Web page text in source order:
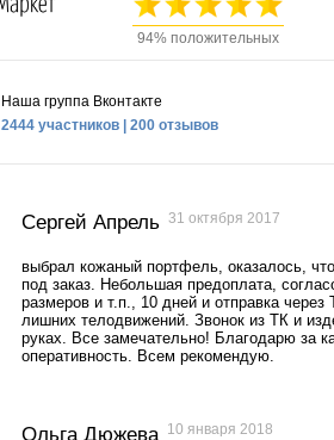
94% положительных
Наша группа Вконтакте
2444 участников | 200 отзывов
Сергей Апрель 31 октября 2017
выбрал кожаный портфель, оказалось,
под заказ. Небольшая предоплата,
размеров и т.п., 10 дней и отправка через
лишних телодвижений. Звонок из ТК и
руках. Все замечательно! Благодарю за
оперативность. Всем рекомендую.
Ольга Дюжева 10 января 2018